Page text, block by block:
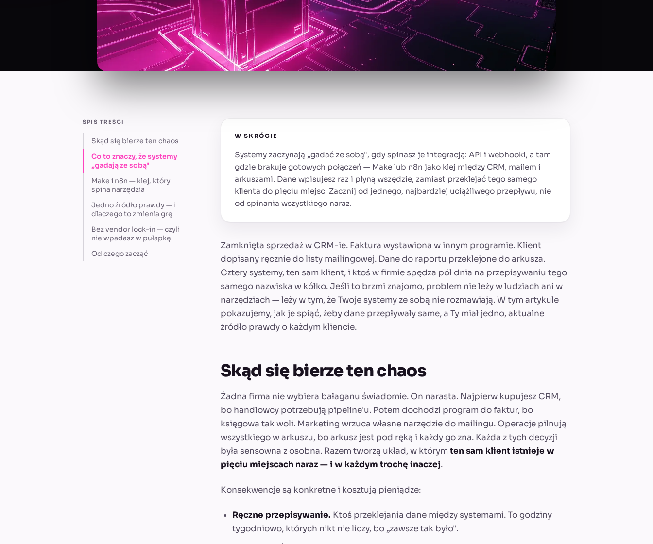
SPIS TREŚCI
Skąd się bierze ten chaos
Co to znaczy, że systemy
„gadają ze sobą"
Make i n8n — klej, który
spina narzędzia
Jedno źródło prawdy — i
dlaczego to zmienia grę
Bez vendor lock-in — czyli
nie wpadasz w pułapkę
Od czego zacząć
W SKRÓCIE
Systemy zaczynają „gadać ze sobą", gdy spinasz je integracją: API i webhooki, a tam
gdzie brakuje gotowych połączeń — Make lub n8n jako klej między CRM, mailem i
arkuszami. Dane wpisujesz raz i płyną wszędzie, zamiast przeklejać tego samego
klienta do pięciu miejsc. Zacznij od jednego, najbardziej uciążliwego przepływu, nie
od spinania wszystkiego naraz.
Zamknięta sprzedaż w CRM-ie. Faktura wystawiona w innym programie. Klient
dopisany ręcznie do listy mailingowej. Dane do raportu przeklejone do arkusza.
Cztery systemy, ten sam klient, i ktoś w firmie spędza pół dnia na przepisywaniu tego
samego nazwiska w kółko. Jeśli to brzmi znajomo, problem nie leży w ludziach ani w
narzędziach — leży w tym, że Twoje systemy ze sobą nie rozmawiają. W tym artykule
pokazujemy, jak je spiąć, żeby dane przepływały same, a Ty miał jedno, aktualne
źródło prawdy o każdym kliencie.
Skąd się bierze ten chaos
Żadna firma nie wybiera bałaganu świadomie. On narasta. Najpierw kupujesz CRM,
bo handlowcy potrzebują pipeline'u. Potem dochodzi program do faktur, bo
księgowa tak woli. Marketing wrzuca własne narzędzie do mailingu. Operacje pilnują
wszystkiego w arkuszu, bo arkusz jest pod ręką i każdy go zna. Każda z tych decyzji
była sensowna z osobna. Razem tworzą układ, w którym ten sam klient istnieje w
pięciu miejscach naraz — i w każdym trochę inaczej.
Konsekwencje są konkretne i kosztują pieniądze:
Ręczne przepisywanie. Ktoś przeklejania dane między systemami. To godziny
tygodniowo, których nikt nie liczy, bo „zawsze tak było".